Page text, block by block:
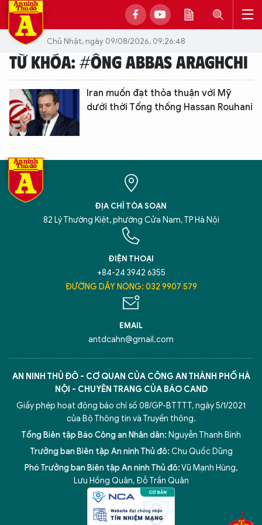
Chủ Nhật, ngày 09/08/2026, 09:26:48
TỪ KHÓA: #ÔNG ABBAS ARAGHCHI
Iran muốn đạt thỏa thuận với Mỹ
dưới thời Tổng thống Hassan Rouhani
ĐỊA CHỈ TÒA SOẠN
82 Lý Thường Kiệt, phường Cửa Nam, TP Hà Nội
ĐIỆN THOẠI
+84-24 3942 6355
ĐƯỜNG DÂY NÓNG: 032 9907 579
EMAIL
antdcahn@gmail.com
AN NINH THỦ ĐÔ - CƠ QUAN CỦA CÔNG AN THÀNH PHỐ HÀ
NỘI - CHUYÊN TRANG CỦA BÁO CAND
Giấy phép hoạt động báo chí số 08/GP-BTTTT, ngày 5/1/2021
của Bộ Thông tin và Truyền thông.
Tổng Biên tập Báo Công an Nhân dân: Nguyễn Thanh Bình
Trưởng ban Biên tập An ninh Thủ đô: Chu Quốc Dũng
Phó Trưởng ban Biên tập An ninh Thủ đô:Vũ Mạnh Hùng,
Lưu Hồng Quân, Đỗ Trần Quân
TÔI LÀ CHATBOT CỦA
Hãy hỏi tôi bất kỳ điều gì bạn cần biết về
An Ninh Thủ Đô nhé. Tôi sẵn sàng hỗ trợ!
5 điểm nghẽn của Hà Nội giải pháp xử lý điểm nghẽn của